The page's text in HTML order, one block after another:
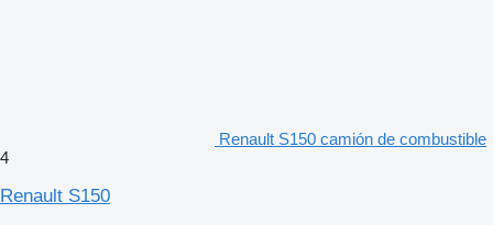
Renault S150 camión de combustible
4
Renault S150